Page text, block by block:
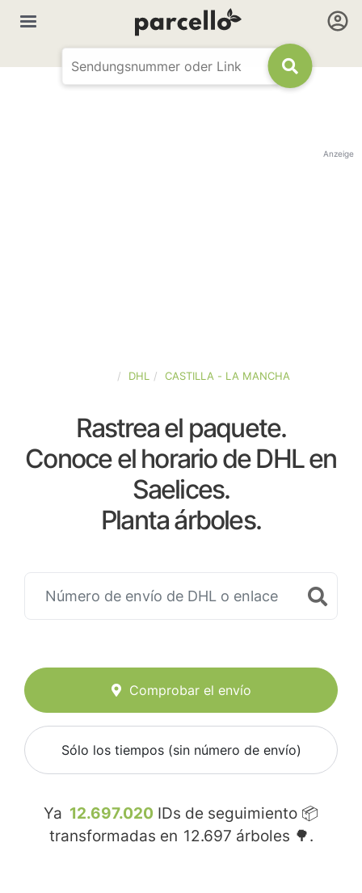
Anzeige
DHL CASTILLA - LA MANCHA
Rastrea el paquete.
Conoce el horario de DHL en
Saelices.
Planta árboles.
Comprobar el envío
Sólo los tiempos (sin número de envío)
Ya 12.697.020 IDs de seguimiento 📦
transformadas en 12.697 árboles 🌳.